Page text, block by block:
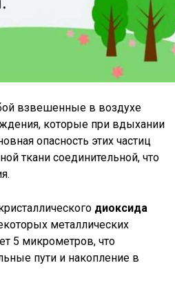
взвешенные в воздухе
которые при вдыхании
опасность этих частиц
ткани соединительной, что
диоксида
металлических
5 микрометров, что
пути и накопление в